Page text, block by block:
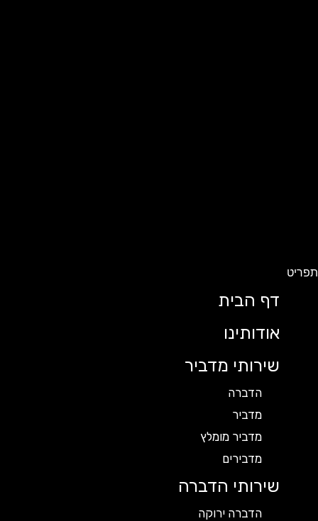
תפריט
דף הבית
אודותינו
שירותי מדביר
הדברה
מדביר
מדביר מומלץ
מדבירים
שירותי הדברה
הדברה ירוקה